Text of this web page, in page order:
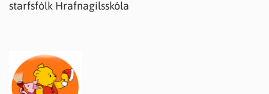
starfsfólk Hrafnagilsskóla